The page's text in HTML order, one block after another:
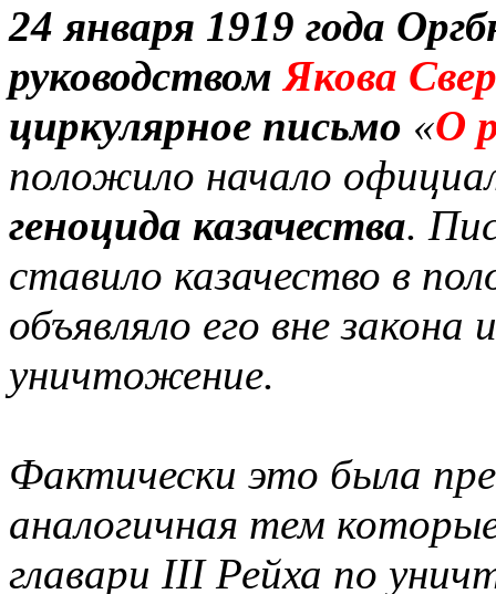
24 января 1919 года
руководствомЯкова
циркулярное письмо «О
положило начало
геноцида казачества.
ставило казачество в
объявляло его вне
уничтожение.
Фактически это была
аналогичная тем
главари III Рейха по